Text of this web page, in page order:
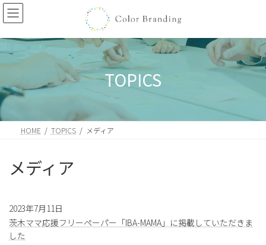
コ
ン
ン
ツ
へ
キ
ッ
ナ
ビ
ー
シ
ョ
に
移
TOPICS
HOME TOPICS メディア
メディア
2023年7月11日
茨木ママ応援フリーペーパー「IBA-MAMA」に掲載していただきま
した